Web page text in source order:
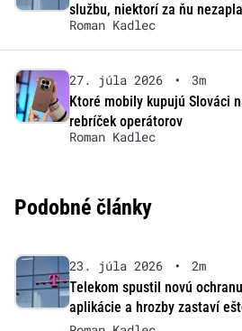
službu, niektorí za ňu
Roman Kadlec
27. júla 2026 •
3m
Ktoré mobily kupujú Slováci
rebríček operátorov
Roman Kadlec
Podobné články
23. júla 2026 •
2m
Telekom spustil novú
aplikácie a hrozby zastaví